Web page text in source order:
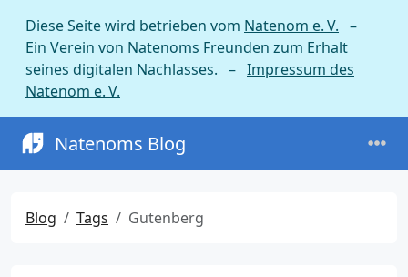
Diese Seite wird betrieben vom Natenom e. V. –
Ein Verein von Natenoms Freunden zum Erhalt
seines digitalen Nachlasses. – Impressum des
Natenom e. V.
Natenoms Blog
Blog Tags Gutenberg